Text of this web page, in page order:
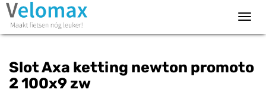
Slot Axa ketting newton promoto
2 100x9 zw